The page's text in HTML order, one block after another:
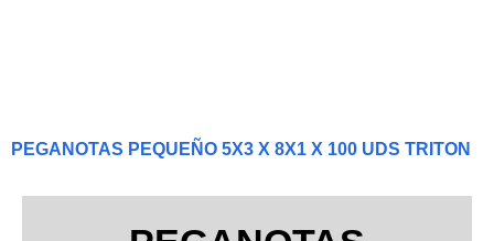
PEGANOTAS PEQUEÑO 5X3 X 8X1 X 100 UDS TRITON